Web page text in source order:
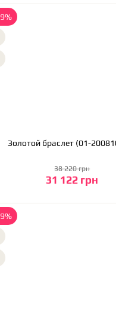
Золотой браслет
31 122 грн
38 220 грн
В корзину